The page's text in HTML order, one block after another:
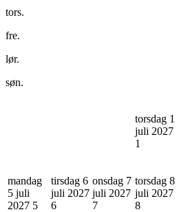
tors.
fre.
lør.
søn.
torsdag 1
juli 2027
1
mandag
5 juli
2027 5
tirsdag 6
juli 2027
6
onsdag 7
juli 2027
7
torsdag 8
juli 2027
8